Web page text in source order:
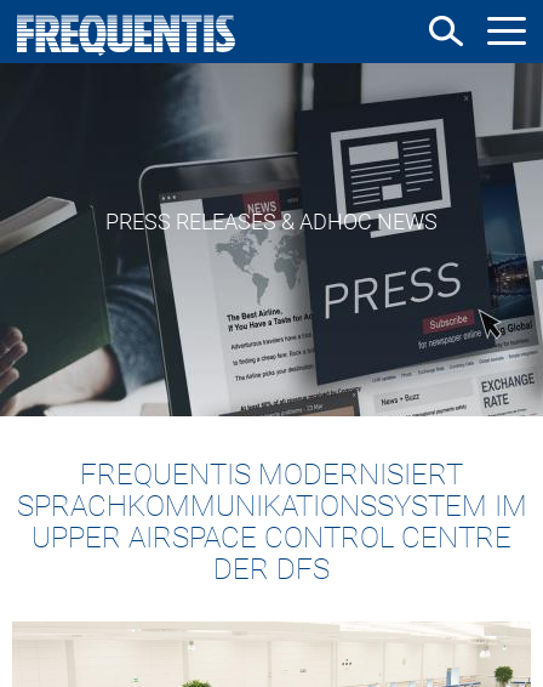
Direkt
zum
Inhalt
PRESS RELEASES & ADHOC NEWS
FREQUENTIS MODERNISIERT
SPRACHKOMMUNIKATIONSSYSTEM IM
UPPER AIRSPACE CONTROL CENTRE
DER DFS